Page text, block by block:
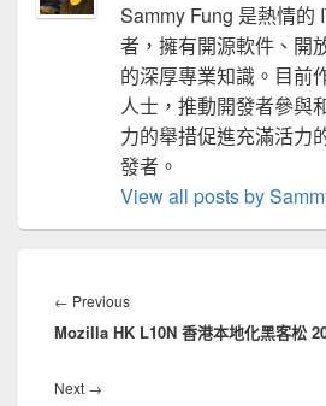
Sammy Fung 是熱情的
者，擁有開源軟件、開
的深厚專業知識。目前
人士，推動開發者參與
力的舉措促進充滿活力
發者。
View all posts by
章
導
← PreviousPrevious
post:
Mozilla HK L10N 香港本地化黑客松
Next →